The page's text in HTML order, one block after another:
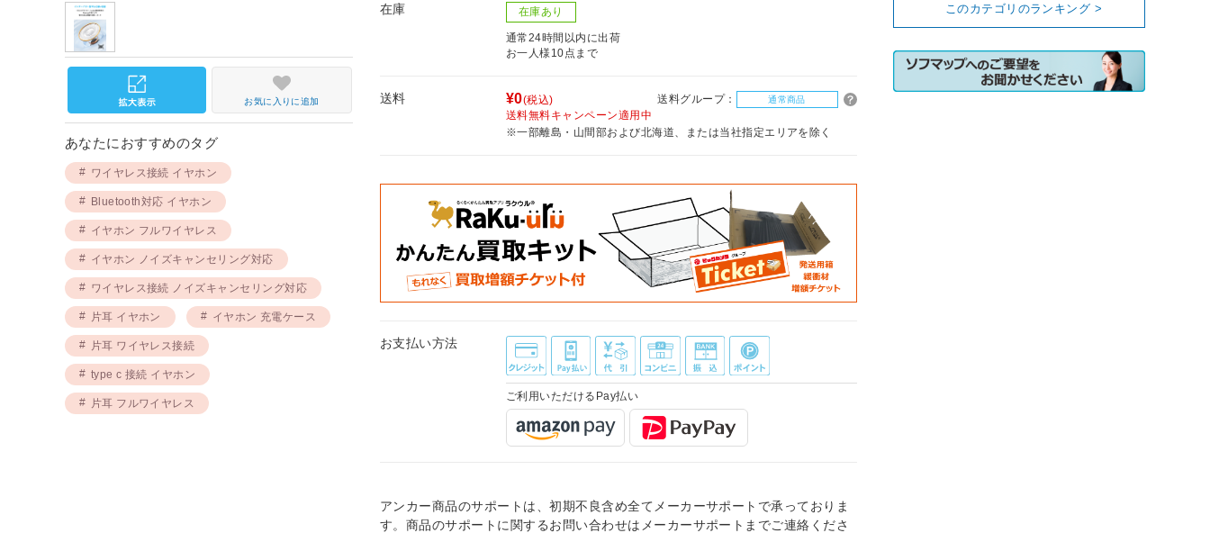
在庫 在庫あり
通常24時間以内に出荷
お一人様10点まで
送料 ¥0(税込) 送料グループ： 通常商品
送料無料キャンペーン適用中
※一部離島・山間部および北海道、または当社指定エリアを除く
お支払い方法
ご利用いただけるPay払い
アンカー商品のサポートは、初期不良含め全てメーカーサポートで承っておりま
す。商品のサポートに関するお問い合わせはメーカーサポートまでご連絡くださ
お気に入りに追加
あなたにおすすめのタグ
ワイヤレス接続 イヤホン
Bluetooth対応 イヤホン
イヤホン フルワイヤレス
イヤホン ノイズキャンセリング対応
ワイヤレス接続 ノイズキャンセリング対応
片耳 イヤホン イヤホン 充電ケース
片耳 ワイヤレス接続
type c 接続 イヤホン
片耳 フルワイヤレス
このカテゴリのランキング >